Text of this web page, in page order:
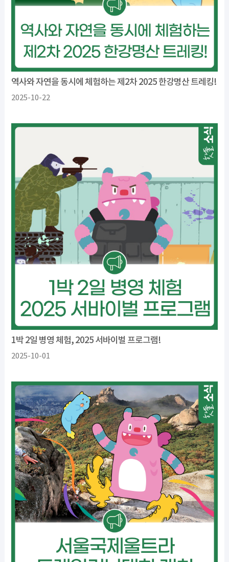
역사와 자연을 동시에 체험하는 제2차 2025 한강명산 트레킹!
2025-10-22
1박 2일 병영 체험, 2025 서바이벌 프로그램!
2025-10-01